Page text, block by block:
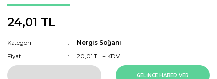
24,01 TL
Kategori
Nergis Soğanı
Fiyat
20,01 TL + KDV
GELİNCE HABER VER